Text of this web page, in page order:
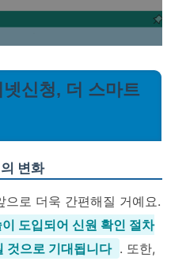
신청, 더 스마트
변화
으로 더욱 간편해질 거예요.
도입되어 신원 확인 절차
것으로 기대됩니다 . 또한,